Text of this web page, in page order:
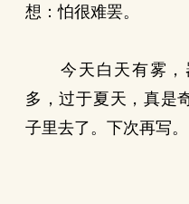
想：怕很难罢。
今天白天有雾，
多，过于夏天，真是
子里去了。下次再写。